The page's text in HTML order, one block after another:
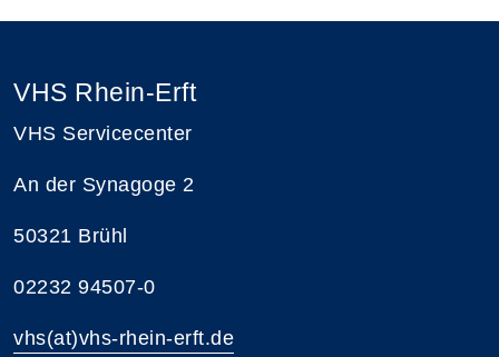
VHS Rhein-Erft
VHS Servicecenter
An der Synagoge 2
50321 Brühl
02232 94507-0
vhs(at)vhs-rhein-erft.de